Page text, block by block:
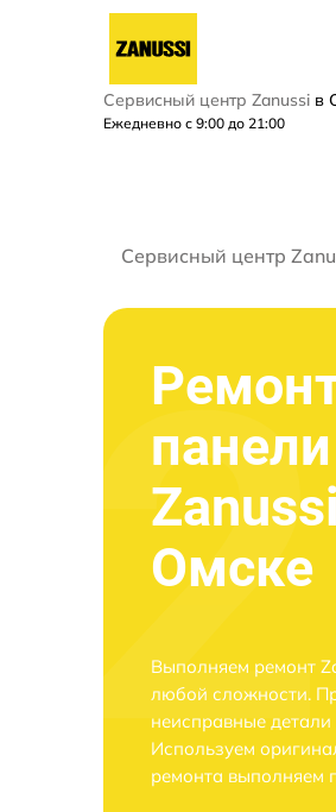
Сервисный центр Zanussi в
Ежедневно с 9:00 до 21:00
Сервисный центр
панели
Омске
Выполняем ремонт
любой сложности.
неисправные детали
Используем
ремонта выполняем